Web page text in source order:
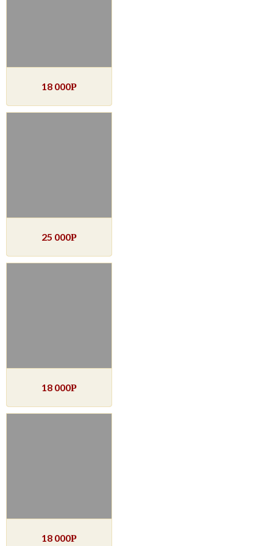
18 000Р
25 000Р
18 000Р
18 000Р